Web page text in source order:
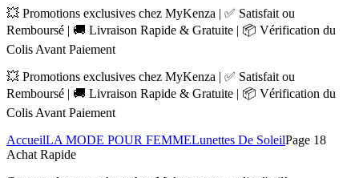
💥 Promotions exclusives chez MyKenza | ✅ Satisfait ou
Remboursé | 🚚 Livraison Rapide & Gratuite | 📦 Vérification du
Colis Avant Paiement
💥 Promotions exclusives chez MyKenza | ✅ Satisfait ou
Remboursé | 🚚 Livraison Rapide & Gratuite | 📦 Vérification du
Colis Avant Paiement
AccueilLA MODE POUR FEMMELunettes De SoleilPage 18
Achat Rapide